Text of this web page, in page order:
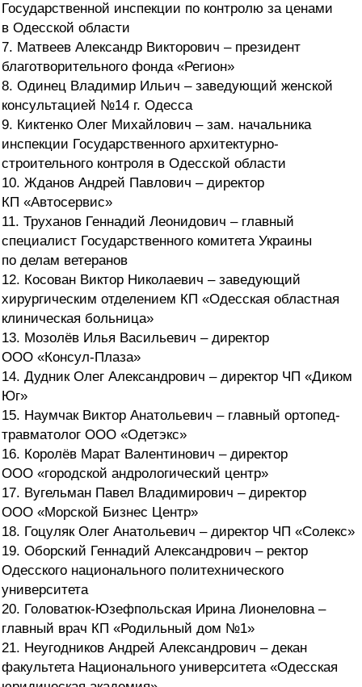
Государственной инспекции по контролю за ценами
в Одесской области
7. Матвеев Александр Викторович – президент
благотворительного фонда «Регион»
8. Одинец Владимир Ильич – заведующий женской
консультацией №14 г. Одесса
9. Киктенко Олег Михайлович – зам. начальника
инспекции Государственного архитектурно-
строительного контроля в Одесской области
10. Жданов Андрей Павлович – директор
КП «Автосервис»
11. Труханов Геннадий Леонидович – главный
специалист Государственного комитета Украины
по делам ветеранов
12. Косован Виктор Николаевич – заведующий
хирургическим отделением КП «Одесская областная
клиническая больница»
13. Мозолёв Илья Васильевич – директор
ООО «Консул-Плаза»
14. Дудник Олег Александрович – директор ЧП «Диком
Юг»
15. Наумчак Виктор Анатольевич – главный ортопед-
травматолог ООО «Одетэкс»
16. Королёв Марат Валентинович – директор
ООО «городской андрологический центр»
17. Вугельман Павел Владимирович – директор
ООО «Морской Бизнес Центр»
18. Гоцуляк Олег Анатольевич – директор ЧП «Солекс»
19. Оборский Геннадий Александрович – ректор
Одесского национального политехнического
университета
20. Головатюк-Юзефпольская Ирина Лионеловна –
главный врач КП «Родильный дом №1»
21. Неугодников Андрей Александрович – декан
факультета Национального университета «Одесская